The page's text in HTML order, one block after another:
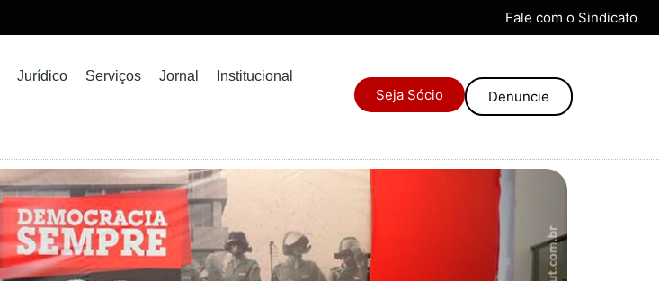
Fale com o Sindicato
Jurídico Serviços Jornal Institucional
Seja Sócio Denuncie